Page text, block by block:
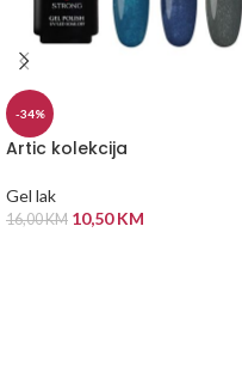
-34%
Artic kolekcija
Gel lak
16,00KM 10,50KM